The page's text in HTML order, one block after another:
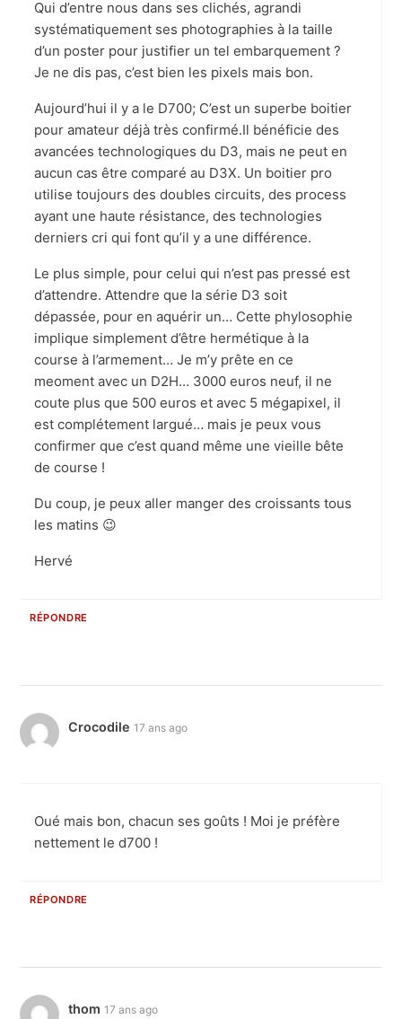
Qui d’entre nous dans ses clichés, agrandi
systématiquement ses photographies à la taille
d’un poster pour justifier un tel embarquement ?
Je ne dis pas, c’est bien les pixels mais bon.
Aujourd’hui il y a le D700; C’est un superbe boitier
pour amateur déjà très confirmé.Il bénéficie des
avancées technologiques du D3, mais ne peut en
aucun cas être comparé au D3X. Un boitier pro
utilise toujours des doubles circuits, des process
ayant une haute résistance, des technologies
derniers cri qui font qu’il y a une différence.
Le plus simple, pour celui qui n’est pas pressé est
d’attendre. Attendre que la série D3 soit
dépassée, pour en aquérir un… Cette phylosophie
implique simplement d’être hermétique à la
course à l’armement… Je m’y prête en ce
meoment avec un D2H… 3000 euros neuf, il ne
coute plus que 500 euros et avec 5 mégapixel, il
est complétement largué… mais je peux vous
confirmer que c’est quand même une vieille bête
de course !
Du coup, je peux aller manger des croissants tous
les matins 😉
Hervé
RÉPONDRE
Crocodile 17 ans ago
Oué mais bon, chacun ses goûts ! Moi je préfère
nettement le d700 !
RÉPONDRE
thom 17 ans ago